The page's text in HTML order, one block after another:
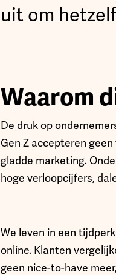
uit om
Waarom
De druk op
Gen Z accepteren
gladde marketing.
hoge verloopcijfers,
We leven in een
online. Klanten
geen nice-to-have